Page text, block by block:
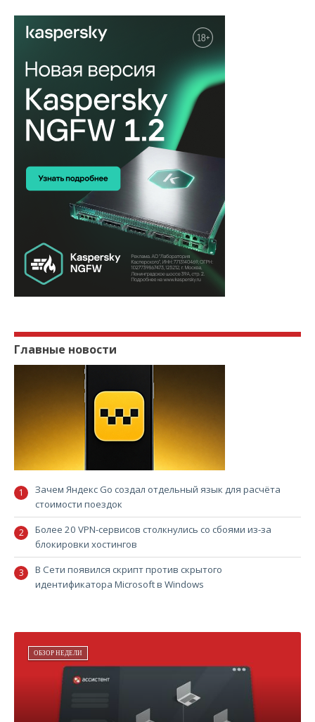
Главные новости
Зачем Яндекс Go создал отдельный язык для расчёта
стоимости поездок
Более 20 VPN-сервисов столкнулись со сбоями из-за
блокировки хостингов
В Сети появился скрипт против скрытого
идентификатора Microsoft в Windows
ОБЗОР НЕДЕЛИ